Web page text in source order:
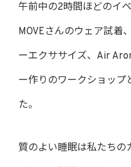
午前中の2時間ほどのイ
MOVEさんのウェア試着
ーエクササイズ、Air
ー作りのワークショップ
た。
質のよい睡眠は私たちの